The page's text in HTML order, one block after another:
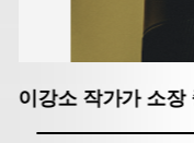
이강소 작가가 소장